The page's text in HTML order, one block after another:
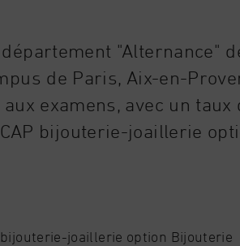
"Alternance"
de Paris, Aix-en-
examens, avec un taux
bijouterie-joaillerie
joaillerie option Bijouterie